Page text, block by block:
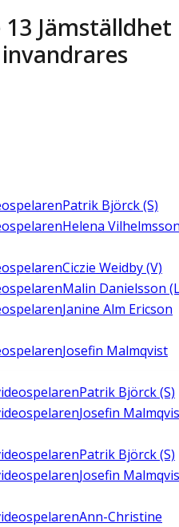
Jämställdhet
Patrik Björck (S)
Helena
Ciczie Weidby (V)
Malin Danielsson
Janine Alm Ericson
Josefin Malmqvist
Patrik Björck (S)
Josefin
Patrik Björck (S)
Josefin
Ann-Christine